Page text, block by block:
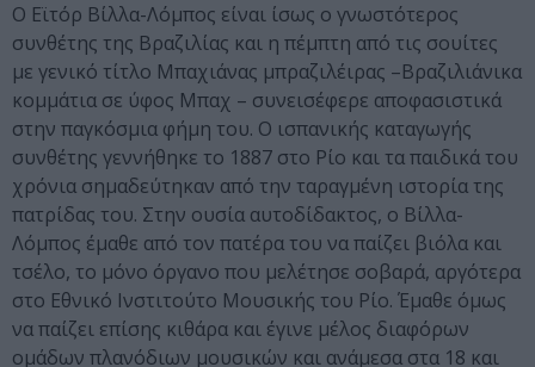
Ο Εϊτόρ Βίλλα-Λόμπος είναι ίσως ο γνωστότερος
συνθέτης της Βραζιλίας και η πέμπτη από τις σουίτες
με γενικό τίτλο Μπαχιάνας μπραζιλέιρας –Βραζιλιάνικα
κομμάτια σε ύφος Μπαχ – συνεισέφερε αποφασιστικά
στην παγκόσμια φήμη του. Ο ισπανικής καταγωγής
συνθέτης γεννήθηκε το 1887 στο Ρίο και τα παιδικά του
χρόνια σημαδεύτηκαν από την ταραγμένη ιστορία της
πατρίδας του. Στην ουσία αυτοδίδακτος, ο Βίλλα-
Λόμπος έμαθε από τον πατέρα του να παίζει βιόλα και
τσέλο, το μόνο όργανο που μελέτησε σοβαρά, αργότερα
στο Εθνικό Ινστιτούτο Μουσικής του Ρίο. Έμαθε όμως
να παίζει επίσης κιθάρα και έγινε μέλος διαφόρων
ομάδων πλανόδιων μουσικών και ανάμεσα στα 18 και